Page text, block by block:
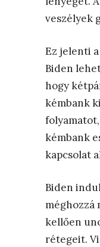
veszélyek
Ez jelenti
Biden
hogy
kémbank
kémbank
kapcsolat
Biden
méghozzá
kellően
rétegeit.